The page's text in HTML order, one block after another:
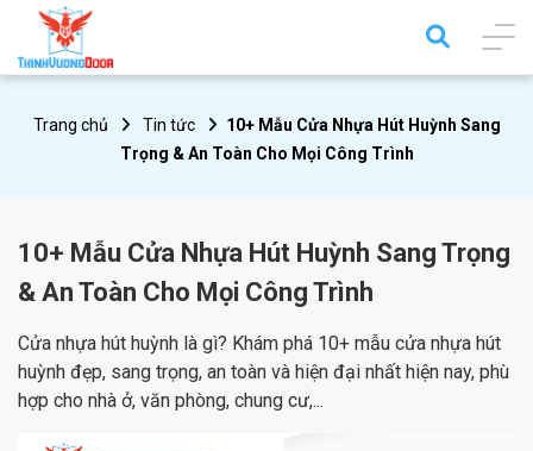
Trang chủ Tin tức
10+ Mẫu Cửa Nhựa Hút Huỳnh Sang
Trọng & An Toàn Cho Mọi Công Trình
10+ Mẫu Cửa Nhựa Hút Huỳnh Sang Trọng
& An Toàn Cho Mọi Công Trình
Cửa nhựa hút huỳnh là gì? Khám phá 10+ mẫu cửa nhựa hút
huỳnh đẹp, sang trọng, an toàn và hiện đại nhất hiện nay, phù
hợp cho nhà ở, văn phòng, chung cư,...